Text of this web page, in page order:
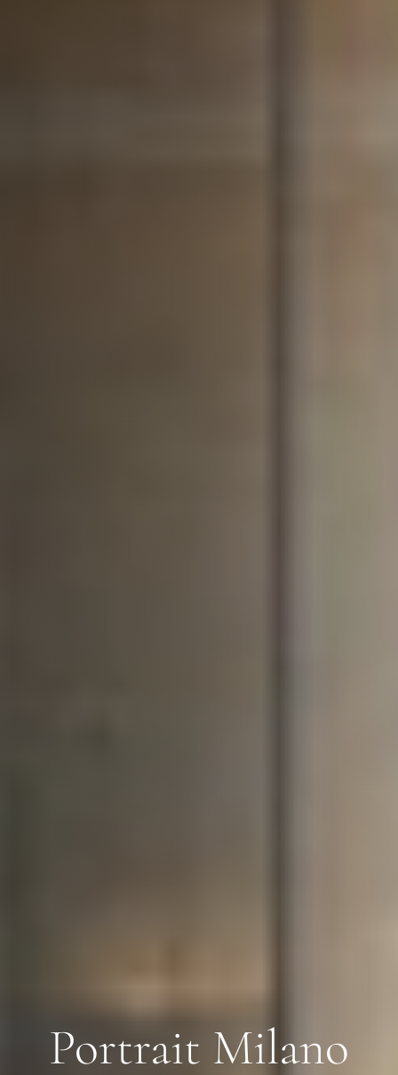
Portrait Milano